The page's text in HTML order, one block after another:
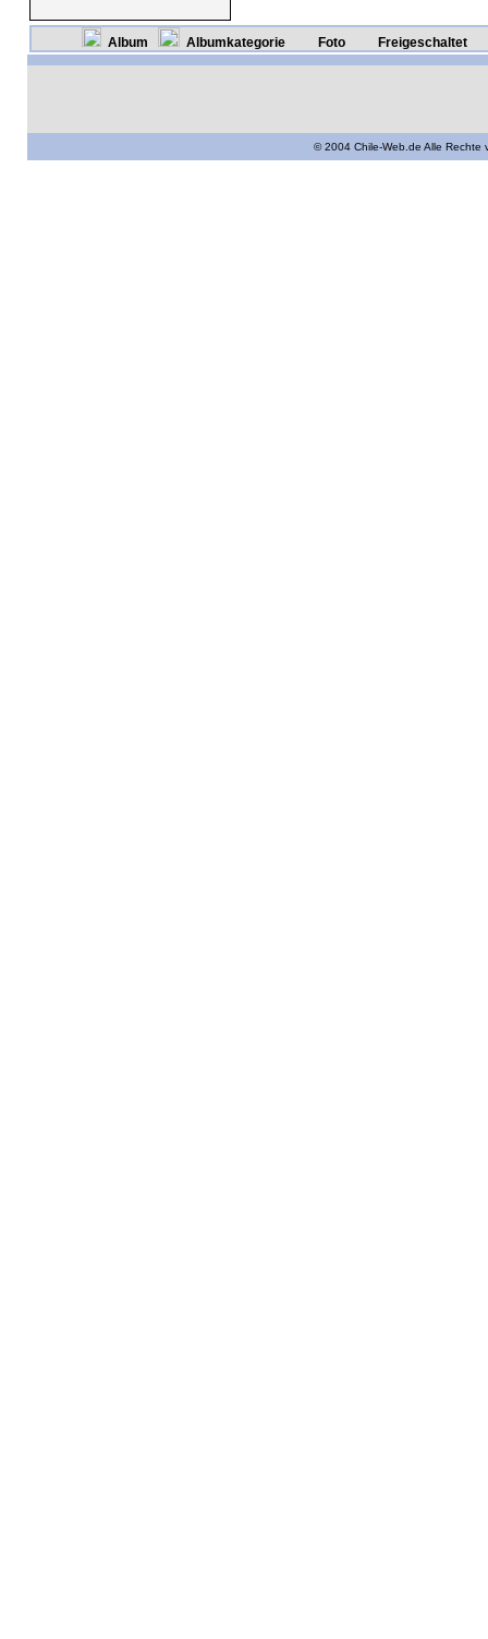
Album Albumkategorie Foto Freigeschaltet
© 2004 Chile-Web.de Alle Rechte